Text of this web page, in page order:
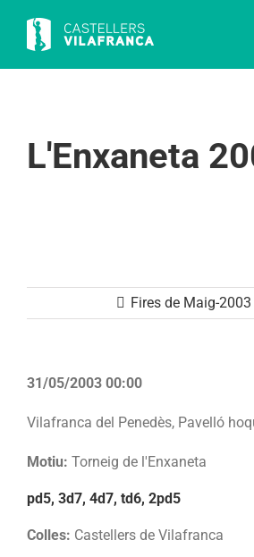
content
L'Enxaneta
Fires de Maig-2003
31/05/2003 00:00
Vilafranca del Penedès, Pavelló
Motiu: Torneig de l'Enxaneta
pd5, 3d7, 4d7, td6, 2pd5
Colles: Castellers de Vilafranca